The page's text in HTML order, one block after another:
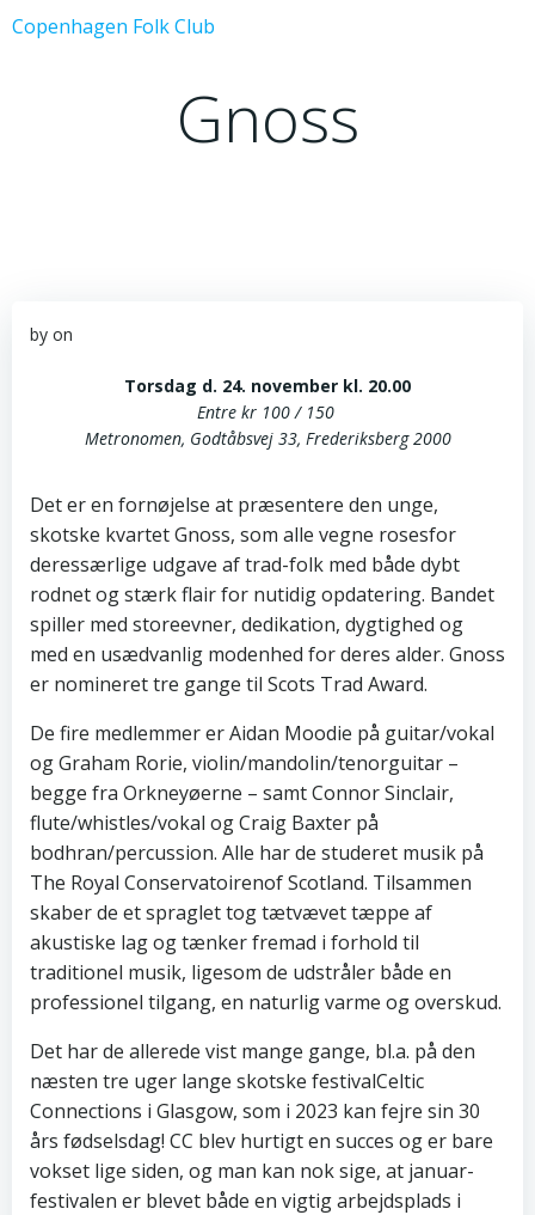
Copenhagen Folk Club
Gnoss
by on
Torsdag d. 24. november kl. 20.00
Entre kr 100 / 150
Metronomen, Godtåbsvej 33, Frederiksberg 2000
Det er en fornøjelse at præsentere den unge,
skotske kvartet Gnoss, som alle vegne rosesfor
deressærlige udgave af trad-folk med både dybt
rodnet og stærk flair for nutidig opdatering. Bandet
spiller med storeevner, dedikation, dygtighed og
med en usædvanlig modenhed for deres alder. Gnoss
er nomineret tre gange til Scots Trad Award.
De fire medlemmer er Aidan Moodie på guitar/vokal
og Graham Rorie, violin/mandolin/tenorguitar –
begge fra Orkneyøerne – samt Connor Sinclair,
flute/whistles/vokal og Craig Baxter på
bodhran/percussion. Alle har de studeret musik på
The Royal Conservatoirenof Scotland. Tilsammen
skaber de et spraglet tog tætvævet tæppe af
akustiske lag og tænker fremad i forhold til
traditionel musik, ligesom de udstråler både en
professionel tilgang, en naturlig varme og overskud.
Det har de allerede vist mange gange, bl.a. på den
næsten tre uger lange skotske festivalCeltic
Connections i Glasgow, som i 2023 kan fejre sin 30
års fødselsdag! CC blev hurtigt en succes og er bare
vokset lige siden, og man kan nok sige, at januar-
festivalen er blevet både en vigtig arbejdsplads i